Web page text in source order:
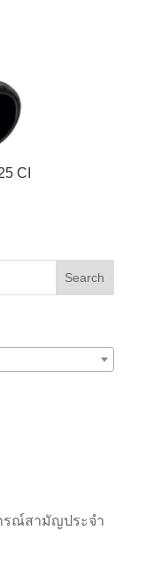
CI
รณ์สามัญประจำ